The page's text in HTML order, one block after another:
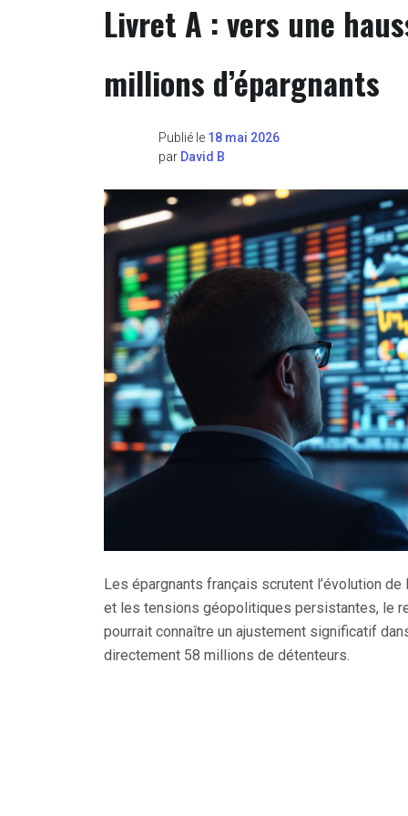
Livret A : vers une
millions d’épargnants
Publié le 18 mai 2026
par David B
Les épargnants français scrutent l’évolution
et les tensions géopolitiques persistantes, le
pourrait connaître un ajustement significatif
directement 58 millions de détenteurs.